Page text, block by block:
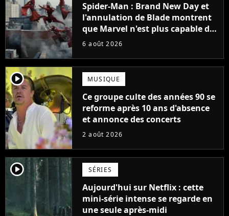
Spider-Man : Brand New Day et
l'annulation de Blade montrent
que Marvel n'est plus capable de
faire quoi que ce soit de simple
6 août 2026
player2 MUSIQUE
Ce groupe culte des années 90 se
reforme après 10 ans d'absence
et annonce des concerts
2 août 2026
player2 SÉRIES
Aujourd'hui sur Netflix : cette
mini-série intense se regarde en
une seule après-midi